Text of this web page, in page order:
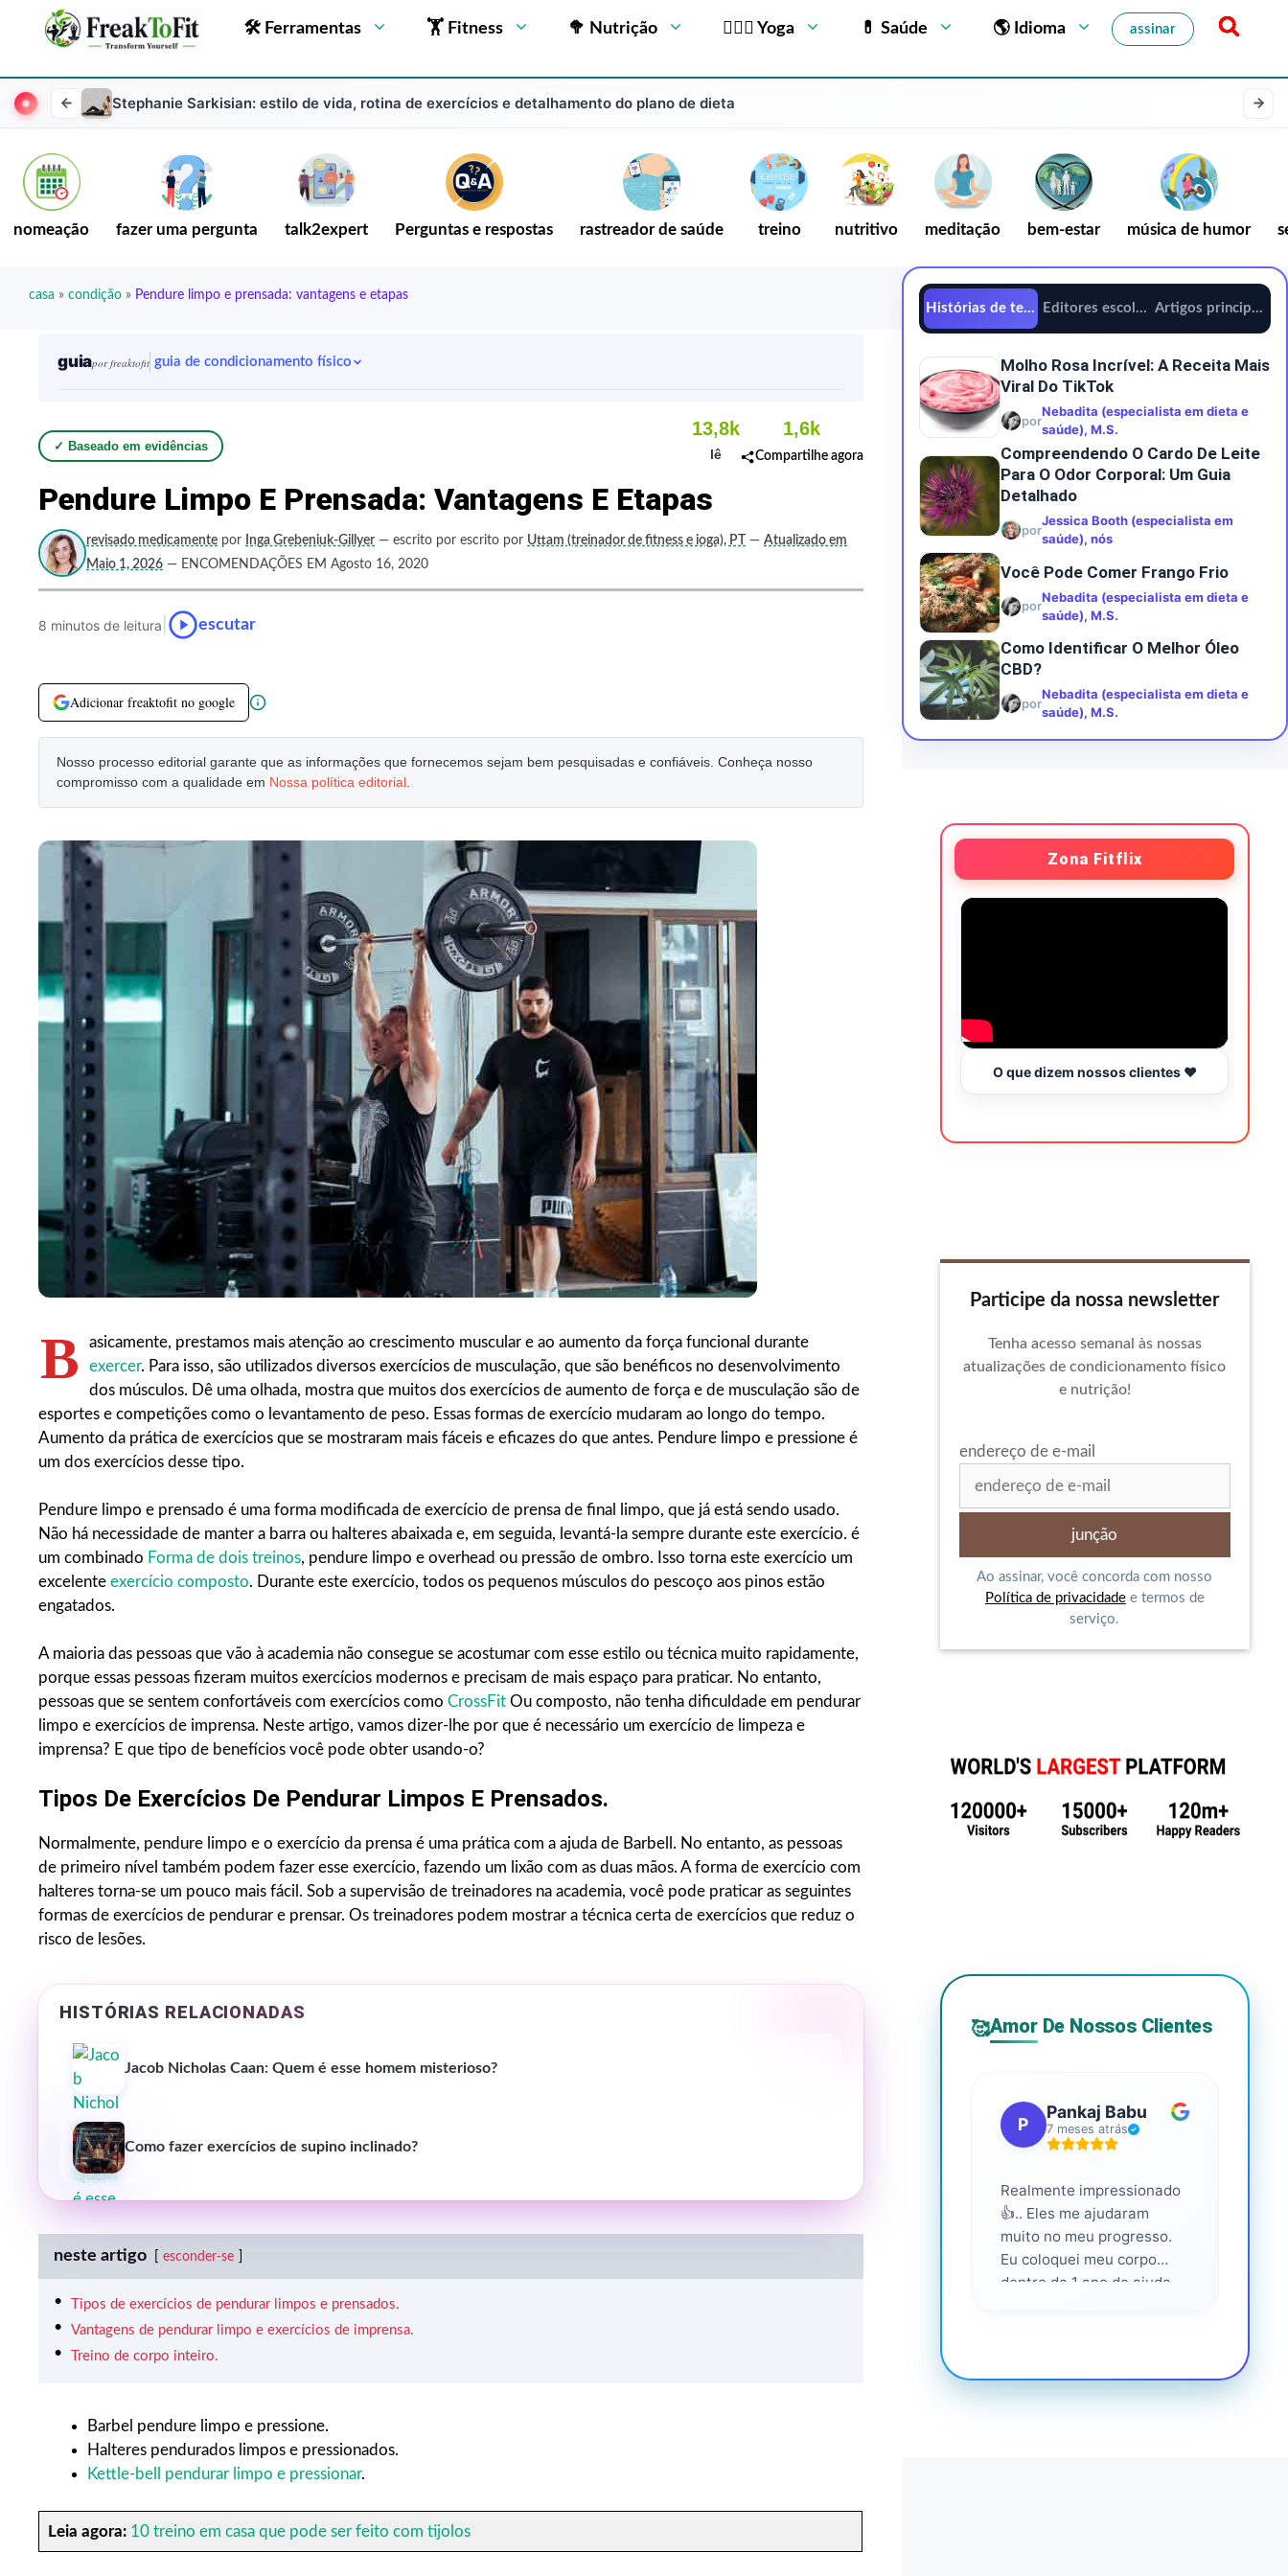
🛠 Ferramentas 🏋 Fitness 🥦 Nutrição 🧘🏻‍♂️ Yoga 💊 Saúde 🌎 Idioma assinar
Stephanie Sarkisian: estilo de vida, rotina de exercícios e detalhamento do plano de dieta
nomeação fazer uma pergunta talk2expert Perguntas e respostas rastreador de saúde treino nutritivo meditação bem-estar música de humor
casa » condição » Pendure limpo e prensada: vantagens e etapas
guiapor freaktofit guia de condicionamento físico
✓ Baseado em evidências
13,8k
lê
1,6k
Compartilhe agora
Pendure Limpo E Prensada: Vantagens E Etapas
revisado medicamente por Inga Grebeniuk-Gillyer — escrito por escrito por Uttam (treinador de fitness e ioga), PT — Atualizado em
Maio 1, 2026 — ENCOMENDAÇÕES EM Agosto 16, 2020
8 minutos de leitura escutar
Adicionar freaktofit no google
Nosso processo editorial garante que as informações que fornecemos sejam bem pesquisadas e confiáveis. Conheça nosso
compromisso com a qualidade em Nossa política editorial
B
asicamente, prestamos mais atenção ao crescimento muscular e ao aumento da força funcional durante
exercer. Para isso, são utilizados diversos exercícios de musculação, que são benéficos no desenvolvimento
dos músculos. Dê uma olhada, mostra que muitos dos exercícios de aumento de força e de musculação são de
esportes e competições como o levantamento de peso. Essas formas de exercício mudaram ao longo do tempo.
Aumento da prática de exercícios que se mostraram mais fáceis e eficazes do que antes. Pendure limpo e pressione é
um dos exercícios desse tipo.
Pendure limpo e prensado é uma forma modificada de exercício de prensa de final limpo, que já está sendo usado.
Não há necessidade de manter a barra ou halteres abaixada e, em seguida, levantá-la sempre durante este exercício. é
um combinado Forma de dois treinos, pendure limpo e overhead ou pressão de ombro. Isso torna este exercício um
excelente exercício composto. Durante este exercício, todos os pequenos músculos do pescoço aos pinos estão
engatados.
A maioria das pessoas que vão à academia não consegue se acostumar com esse estilo ou técnica muito rapidamente,
porque essas pessoas fizeram muitos exercícios modernos e precisam de mais espaço para praticar. No entanto,
pessoas que se sentem confortáveis com exercícios como CrossFit Ou composto, não tenha dificuldade em pendurar
limpo e exercícios de imprensa. Neste artigo, vamos dizer-lhe por que é necessário um exercício de limpeza e
imprensa? E que tipo de benefícios você pode obter usando-o?
Tipos De Exercícios De Pendurar Limpos E Prensados.
Normalmente, pendure limpo e o exercício da prensa é uma prática com a ajuda de Barbell. No entanto, as pessoas
de primeiro nível também podem fazer esse exercício, fazendo um lixão com as duas mãos. A forma de exercício com
halteres torna-se um pouco mais fácil. Sob a supervisão de treinadores na academia, você pode praticar as seguintes
formas de exercícios de pendurar e prensar. Os treinadores podem mostrar a técnica certa de exercícios que reduz o
risco de lesões.
HISTÓRIAS RELACIONADAS
Jacob Nicholas Caan: Quem é esse homem misterioso?
Como fazer exercícios de supino inclinado?
neste artigo esconder-se
Tipos de exercícios de pendurar limpos e prensados.
Vantagens de pendurar limpo e exercícios de imprensa.
Treino de corpo inteiro.
Barbel pendure limpo e pressione.
Halteres pendurados limpos e pressionados.
Kettle-bell pendurar limpo e pressionar.
Leia agora:10 treino em casa que pode ser feito com tijolos
Histórias de tendênciasEditores escolhemArtigos principais
Molho Rosa Incrível: A Receita Mais
Viral Do TikTok
por
Nebadita (especialista em dieta e
saúde), M.S.
Compreendendo O Cardo De Leite
Para O Odor Corporal: Um Guia
Detalhado
por
Jessica Booth (especialista em
saúde), nós
Você Pode Comer Frango Frio
por
Nebadita (especialista em dieta e
saúde), M.S.
Como Identificar O Melhor Óleo
CBD?
por
Nebadita (especialista em dieta e
saúde), M.S.
Zona Fitflix
O que dizem nossos clientes ❤️
Participe da nossa newsletter
Tenha acesso semanal às nossas
atualizações de condicionamento físico
e nutrição!
endereço de e-mail
Ao assinar, você concorda com nosso
Política de privacidadee termos de
serviço.
🥰Amor De Nossos Clientes
P
Pankaj Babu
7 meses atrás
Realmente impressionado
👍.. Eles me ajudaram
muito no meu progresso.
Eu coloquei meu corpo
dentro de 1 ano de ajuda